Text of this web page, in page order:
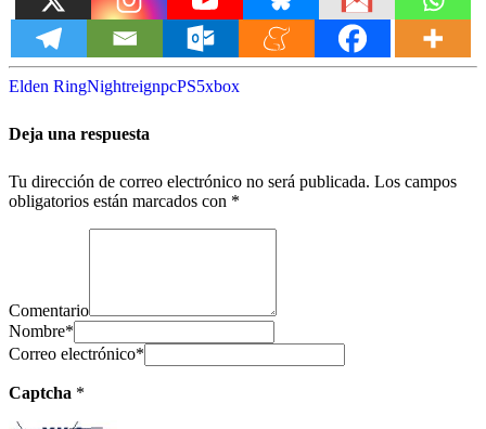
Elden RingNightreignpcPS5xbox
Deja una respuesta
Tu dirección de correo electrónico no será publicada. Los campos
obligatorios están marcados con *
Comentario
Nombre*
Correo electrónico*
Captcha *